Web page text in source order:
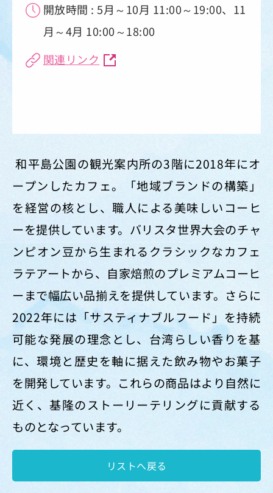
開放時間 : 5月～10月 11:00～19:00、11
月～4月 10:00～18:00
関連リンク
和平島公園の観光案内所の3階に2018年にオ
ープンしたカフェ。「地域ブランドの構築」
を経営の核とし、職人による美味しいコーヒ
ーを提供しています。バリスタ世界大会のチャ
ンピオン豆から生まれるクラシックなカフェ
ラテアートから、自家焙煎のプレミアムコーヒ
ーまで幅広い品揃えを提供しています。さらに
2022年には「サスティナブルフード」を持続
可能な発展の理念とし、台湾らしい香りを基
に、環境と歴史を軸に据えた飲み物やお菓子
を開発しています。これらの商品はより自然に
近く、基隆のストーリーテリングに貢献する
ものとなっています。
リストへ戻る